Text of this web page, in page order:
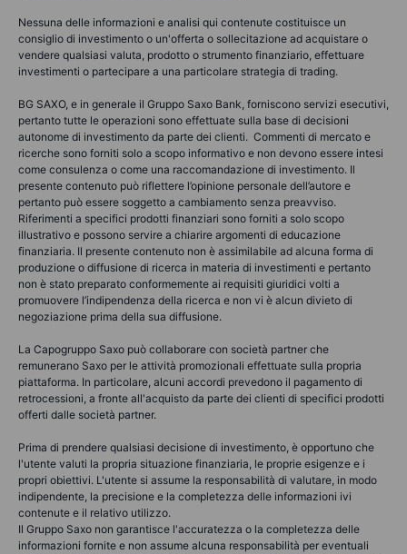
Nessuna delle informazioni e analisi qui contenute costituisce un
consiglio di investimento o un'offerta o sollecitazione ad acquistare o
vendere qualsiasi valuta, prodotto o strumento finanziario, effettuare
investimenti o partecipare a una particolare strategia di trading.
BG SAXO, e in generale il Gruppo Saxo Bank, forniscono servizi esecutivi,
pertanto tutte le operazioni sono effettuate sulla base di decisioni
autonome di investimento da parte dei clienti. Commenti di mercato e
ricerche sono forniti solo a scopo informativo e non devono essere intesi
come consulenza o come una raccomandazione di investimento. Il
presente contenuto può riflettere l’opinione personale dell’autore e
pertanto può essere soggetto a cambiamento senza preavviso.
Riferimenti a specifici prodotti finanziari sono forniti a solo scopo
illustrativo e possono servire a chiarire argomenti di educazione
finanziaria. Il presente contenuto non è assimilabile ad alcuna forma di
produzione o diffusione di ricerca in materia di investimenti e pertanto
non è stato preparato conformemente ai requisiti giuridici volti a
promuovere l’indipendenza della ricerca e non vi è alcun divieto di
negoziazione prima della sua diffusione.
La Capogruppo Saxo può collaborare con società partner che
remunerano Saxo per le attività promozionali effettuate sulla propria
piattaforma. In particolare, alcuni accordi prevedono il pagamento di
retrocessioni, a fronte all'acquisto da parte dei clienti di specifici prodotti
offerti dalle società partner.
Prima di prendere qualsiasi decisione di investimento, è opportuno che
l'utente valuti la propria situazione finanziaria, le proprie esigenze e i
propri obiettivi. L'utente si assume la responsabilità di valutare, in modo
indipendente, la precisione e la completezza delle informazioni ivi
contenute e il relativo utilizzo.
Il Gruppo Saxo non garantisce l'accuratezza o la completezza delle
informazioni fornite e non assume alcuna responsabilità per eventuali